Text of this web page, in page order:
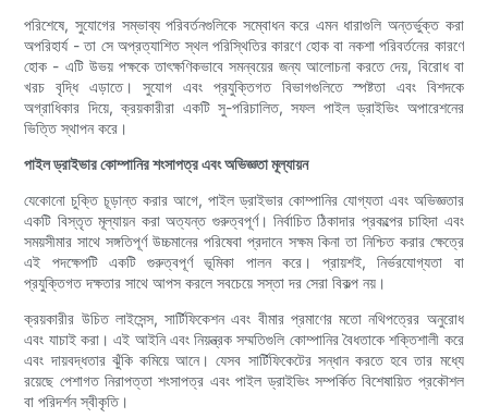
পরিশেষে, সুযোগের সম্ভাব্য পরিবর্তনগুলিকে সম্বোধন করে এমন ধারাগুলি অন্তর্ভুক্ত করা
অপরিহার্য - তা সে অপ্রত্যাশিত স্থল পরিস্থিতির কারণে হোক বা নকশা পরিবর্তনের কারণে
হোক - এটি উভয় পক্ষকে তাৎক্ষণিকভাবে সমন্বয়ের জন্য আলোচনা করতে দেয়, বিরোধ বা
খরচ বৃদ্ধি এড়াতে। সুযোগ এবং প্রযুক্তিগত বিভাগগুলিতে স্পষ্টতা এবং বিশদকে
অগ্রাধিকার দিয়ে, ক্রয়কারীরা একটি সু-পরিচালিত, সফল পাইল ড্রাইভিং অপারেশনের
ভিত্তি স্থাপন করে।
পাইল ড্রাইভার কোম্পানির শংসাপত্র এবং অভিজ্ঞতা মূল্যায়ন
যেকোনো চুক্তি চূড়ান্ত করার আগে, পাইল ড্রাইভার কোম্পানির যোগ্যতা এবং অভিজ্ঞতার
একটি বিস্তৃত মূল্যায়ন করা অত্যন্ত গুরুত্বপূর্ণ। নির্বাচিত ঠিকাদার প্রকল্পের চাহিদা এবং
সময়সীমার সাথে সঙ্গতিপূর্ণ উচ্চমানের পরিষেবা প্রদানে সক্ষম কিনা তা নিশ্চিত করার ক্ষেত্রে
এই পদক্ষেপটি একটি গুরুত্বপূর্ণ ভূমিকা পালন করে। প্রায়শই, নির্ভরযোগ্যতা বা
প্রযুক্তিগত দক্ষতার সাথে আপস করলে সবচেয়ে সস্তা দর সেরা বিকল্প নয়।
ক্রয়কারীর উচিত লাইসেন্স, সার্টিফিকেশন এবং বীমার প্রমাণের মতো নথিপত্রের অনুরোধ
এবং যাচাই করা। এই আইনি এবং নিয়ন্ত্রক সম্মতিগুলি কোম্পানির বৈধতাকে শক্তিশালী করে
এবং দায়বদ্ধতার ঝুঁকি কমিয়ে আনে। যেসব সার্টিফিকেটের সন্ধান করতে হবে তার মধ্যে
রয়েছে পেশাগত নিরাপত্তা শংসাপত্র এবং পাইল ড্রাইভিং সম্পর্কিত বিশেষায়িত প্রকৌশল
বা পরিদর্শন স্বীকৃতি।